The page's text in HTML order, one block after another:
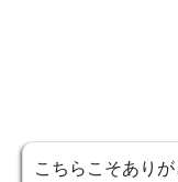
こちらこそありが